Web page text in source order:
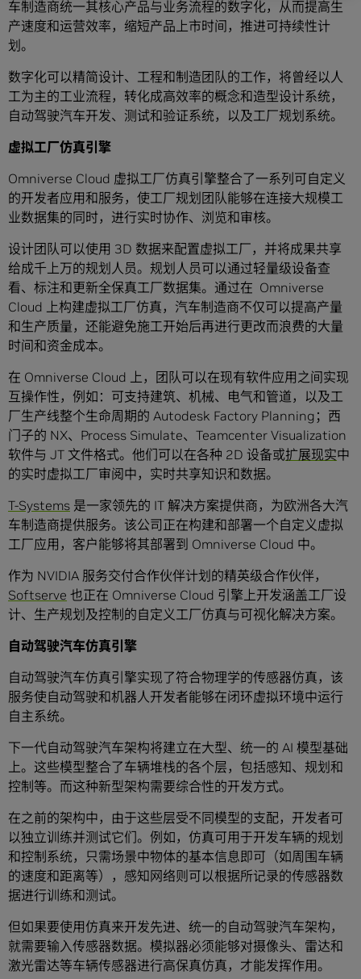
车制造商统一其核心产品与业务流程的数字化，从而提高生
产速度和运营效率，缩短产品上市时间，推进可持续性计
划。
数字化可以精简设计、工程和制造团队的工作，将曾经以人
工为主的工业流程，转化成高效率的概念和造型设计系统，
自动驾驶汽车开发、测试和验证系统，以及工厂规划系统。
虚拟工厂仿真引擎
Omniverse Cloud 虚拟工厂仿真引擎整合了一系列可自定义
的开发者应用和服务，使工厂规划团队能够在连接大规模工
业数据集的同时，进行实时协作、浏览和审核。
设计团队可以使用 3D 数据来配置虚拟工厂，并将成果共享
给成千上万的规划人员。规划人员可以通过轻量级设备查
看、标注和更新全保真工厂数据集。通过在 Omniverse
Cloud 上构建虚拟工厂仿真，汽车制造商不仅可以提高产量
和生产质量，还能避免施工开始后再进行更改而浪费的大量
时间和资金成本。
在 Omniverse Cloud 上，团队可以在现有软件应用之间实现
互操作性，例如：可支持建筑、机械、电气和管道，以及工
厂生产线整个生命周期的 Autodesk Factory Planning；西
门子的 NX、Process Simulate、Teamcenter Visualization
软件与 JT 文件格式。他们可以在各种 2D 设备或扩展现实中
的实时虚拟工厂审阅中，实时共享知识和数据。
T-Systems 是一家领先的 IT 解决方案提供商，为欧洲各大汽
车制造商提供服务。该公司正在构建和部署一个自定义虚拟
工厂应用，客户能够将其部署到 Omniverse Cloud 中。
作为 NVIDIA 服务交付合作伙伴计划的精英级合作伙伴，
Softserve 也正在 Omniverse Cloud 引擎上开发涵盖工厂设
计、生产规划及控制的自定义工厂仿真与可视化解决方案。
自动驾驶汽车仿真引擎
自动驾驶汽车仿真引擎实现了符合物理学的传感器仿真，该
服务使自动驾驶和机器人开发者能够在闭环虚拟环境中运行
自主系统。
下一代自动驾驶汽车架构将建立在大型、统一的 AI 模型基础
上。这些模型整合了车辆堆栈的各个层，包括感知、规划和
控制等。而这种新型架构需要综合性的开发方式。
在之前的架构中，由于这些层受不同模型的支配，开发者可
以独立训练并测试它们。例如，仿真可用于开发车辆的规划
和控制系统，只需场景中物体的基本信息即可（如周围车辆
的速度和距离等），感知网络则可以根据所记录的传感器数
据进行训练和测试。
但如果要使用仿真来开发先进、统一的自动驾驶汽车架构，
就需要输入传感器数据。模拟器必须能够对摄像头、雷达和
激光雷达等车辆传感器进行高保真仿真，才能发挥作用。